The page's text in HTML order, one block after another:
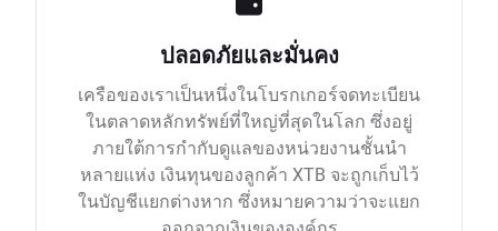
ปลอดภัยและมั่นคง
เครือของเราเป็นหนึ่งในโบรกเกอร์จดทะเบียน
ในตลาดหลักทรัพย์ที่ใหญ่ที่สุดในโลก ซึ่งอยู่
ภายใต้การกำกับดูแลของหน่วยงานชั้นนำ
หลายแห่ง เงินทุนของลูกค้า XTB จะถูกเก็บไว้
ในบัญชีแยกต่างหาก ซึ่งหมายความว่าจะแยก